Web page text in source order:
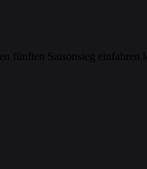
fünften Saisonsieg einfahren